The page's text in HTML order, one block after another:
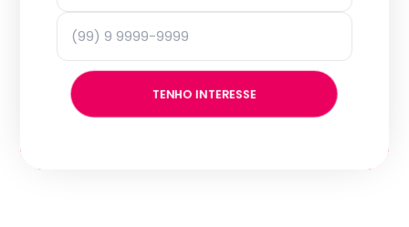
TENHO INTERESSE